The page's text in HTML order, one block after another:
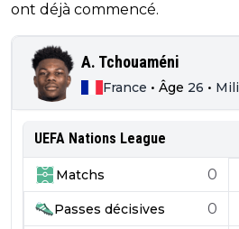
ont déjà commencé.
A. Tchouaméni
France • Âge 26 •
UEFA Nations League
Matchs 0
Passes décisives 0